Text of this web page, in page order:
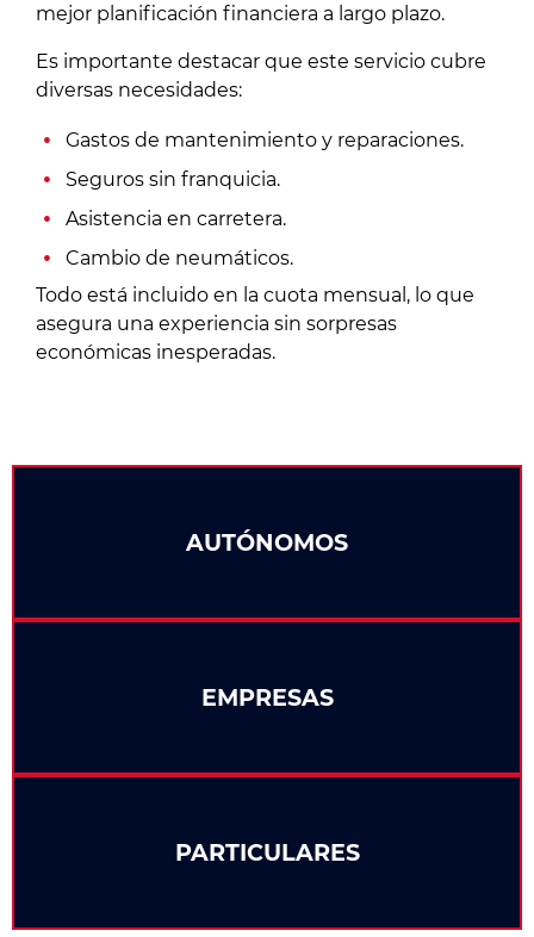
mejor planificación financiera a largo plazo.
Es importante destacar que este servicio cubre
diversas necesidades:
Gastos de mantenimiento y reparaciones.
Seguros sin franquicia.
Asistencia en carretera.
Cambio de neumáticos.
Todo está incluido en la cuota mensual, lo que
asegura una experiencia sin sorpresas
económicas inesperadas.
PARTICULARES
AUTÓNOMOS
EMPRESAS